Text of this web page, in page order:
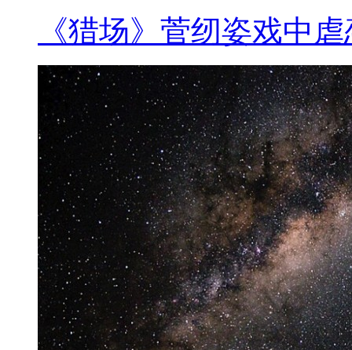
《猎场》菅纫姿戏中